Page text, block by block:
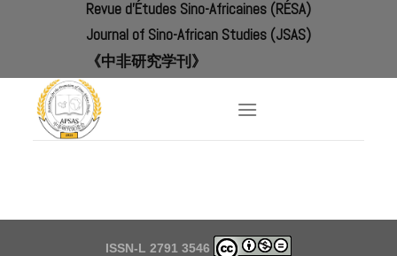
Revue d'Études Sino-Africaines (RÉSA)
Journal of Sino-African Studies (JSAS)
《中非研究学刊》
ISSN-L 2791 3546